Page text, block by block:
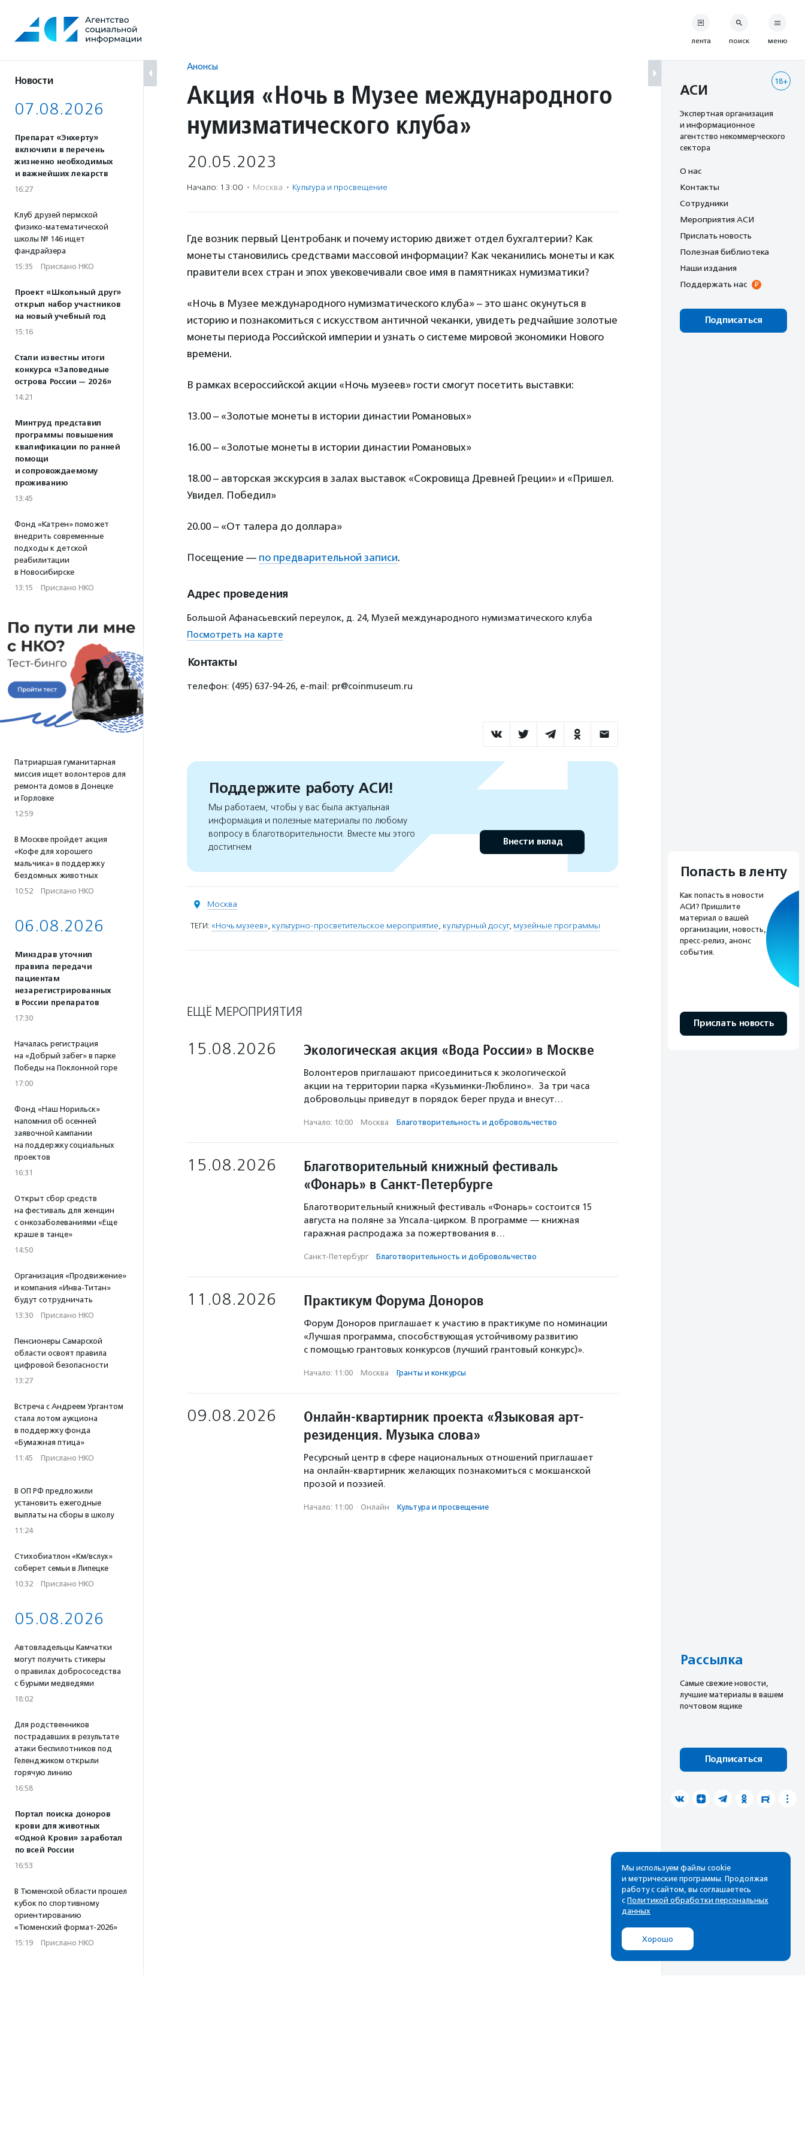
содержанию
Новости
07.08.2026
Препарат «Энхерту»
включили в перечень
жизненно необходимых
и важнейших лекарств
16:27
Клуб друзей пермской
физико-математической
школы № 146 ищет
фандрайзера
15:35 · Прислано НКО
Проект «Школьный друг»
открыл набор участников
на новый учебный год
15:16
Стали известны итоги
конкурса «Заповедные
острова России — 2026»
14:21
Минтруд представил
программы повышения
квалификации по ранней
помощи
и сопровождаемому
проживанию
13:45
Фонд «Катрен» поможет
внедрить современные
подходы к детской
реабилитации
в Новосибирске
13:15 · Прислано НКО
Патриаршая гуманитарная
миссия ищет волонтеров для
ремонта домов в Донецке
и Горловке
12:59
В Москве пройдет акция
«Кофе для хорошего
мальчика» в поддержку
бездомных животных
10:52 · Прислано НКО
06.08.2026
Минздрав уточнил
правила передачи
пациентам
незарегистрированных
в России препаратов
17:30
Началась регистрация
на «Добрый забег» в парке
Победы на Поклонной горе
17:00
Фонд «Наш Норильск»
напомнил об осенней
заявочной кампании
на поддержку социальных
проектов
16:31
Открыт сбор средств
на фестиваль для женщин
с онкозаболеваниями «Еще
краше в танце»
14:50
Организация «Продвижение»
и компания «Инва-Титан»
будут сотрудничать
13:30 · Прислано НКО
Пенсионеры Самарской
области освоят правила
цифровой безопасности
13:27
Встреча с Андреем Ургантом
стала лотом аукциона
в поддержку фонда
«Бумажная птица»
11:45 · Прислано НКО
В ОП РФ предложили
установить ежегодные
выплаты на сборы в школу
11:24
Стихобиатлон «Км/вслух»
соберет семьи в Липецке
10:32 · Прислано НКО
05.08.2026
Автовладельцы Камчатки
могут получить стикеры
о правилах добрососедства
с бурыми медведями
18:02
Для родственников
пострадавших в результате
атаки беспилотников под
Геленджиком открыли
горячую линию
16:58
Портал поиска доноров
крови для животных
«Одной Крови» заработал
по всей России
16:53
В Тюменской области прошел
кубок по спортивному
ориентированию
«Тюменский формат-2026»
15:19 · Прислано НКО
Анонсы
Акция «Ночь в Музее международного
нумизматического клуба»
20.05.2023
Начало: 13:00 · Москва · Культура и просвещение
Где возник первый Центробанк и почему историю движет отдел бухгалтерии? Как
монеты становились средствами массовой информации? Как чеканились монеты и как
правители всех стран и эпох увековечивали свое имя в памятниках нумизматики?
«Ночь в Музее международного нумизматического клуба» – это шанс окунуться в
историю и познакомиться с искусством античной чеканки, увидеть редчайшие золотые
монеты периода Российской империи и узнать о системе мировой экономики Нового
времени.
В рамках всероссийской акции «Ночь музеев» гости смогут посетить выставки:
13.00 – «Золотые монеты в истории династии Романовых»
16.00 – «Золотые монеты в истории династии Романовых»
18.00 – авторская экскурсия в залах выставок «Сокровища Древней Греции» и «Пришел.
Увидел. Победил»
20.00 – «От талера до доллара»
Посещение — по предварительной записи.
Адрес проведения
Большой Афанасьевский переулок, д. 24, Музей международного нумизматического клуба
Посмотреть на карте
Контакты
телефон: (495) 637-94-26, e-mail: pr@coinmuseum.ru
Поддержите работу АСИ!
Мы работаем, чтобы у вас была актуальная
информация и полезные материалы по любому
вопросу в благотворительности. Вместе мы этого
достигнем
Внести вклад
Москва
ТЕГИ: «Ночь музеев», культурно-просветительское мероприятие, культурный досуг, музейные программы
ЕЩЁ МЕРОПРИЯТИЯ
15.08.2026 Экологическая акция «Вода России» в Москве
Волонтеров приглашают присоединиться к экологической
акции на территории парка «Кузьминки-Люблино». За три часа
добровольцы приведут в порядок берег пруда и внесут…
Начало: 10:00 · Москва · Благотвори­тель­ность и доброволь­чест­во
15.08.2026
Благотворительный книжный фестиваль
«Фонарь» в Санкт-Петербурге
Благотворительный книжный фестиваль «Фонарь» состоится 15
августа на поляне за Упсала-цирком. В программе — книжная
гаражная распродажа за пожертвования в…
Санкт-Петербург · Благотвори­тель­ность и доброволь­чест­во
11.08.2026 Практикум Форума Доноров
Форум Доноров приглашает к участию в практикуме по номинации
«Лучшая программа, способствующая устойчивому развитию
с помощью грантовых конкурсов (лучший грантовый конкурс)».
Начало: 11:00 · Москва · Гранты и конкурсы
09.08.2026
Онлайн-квартирник проекта «Языковая арт-
резиденция. Музыка слова»
Ресурсный центр в сфере национальных отношений приглашает
на онлайн-квартирник желающих познакомиться с мокшанской
прозой и поэзией.
Начало: 11:00 · Онлайн · Культура и просвещение
лента поиск меню
18+
АСИ
Экспертная организация
и информационное
агентство некоммерческого
сектора
О нас
Контакты
Сотрудники
Мероприятия АСИ
Прислать новость
Полезная библиотека
Наши издания
Поддержать нас
Подписаться
Попасть в ленту
Как попасть в новости
АСИ? Пришлите
материал о вашей
организации, новость,
пресс-релиз, анонс
события.
Прислать новость
Рассылка
Cамые свежие новости,
лучшие материалы в вашем
почтовом ящике
Подписаться
Мы используем файлы cookie
и метрические программы. Продолжая
работу с сайтом, вы соглашаетесь
с Политикой обработки персональных
данных
Хорошо